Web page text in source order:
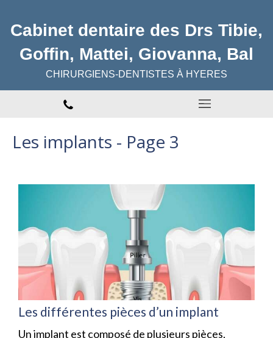
Cabinet dentaire des Drs Tibie,
Goffin, Mattei, Giovanna, Bal
CHIRURGIENS-DENTISTES À HYERES
Les implants - Page 3
Les différentes pièces d’un implant
Un implant est composé de plusieurs pièces,